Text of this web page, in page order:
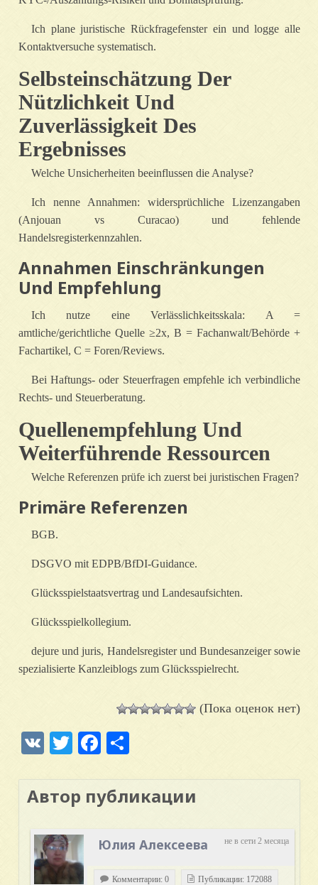
Ich plane juristische Rückfragefenster ein und logge alle
Kontaktversuche systematisch.
Selbsteinschätzung Der
Nützlichkeit Und
Zuverlässigkeit Des
Ergebnisses
Welche Unsicherheiten beeinflussen die Analyse?
Ich nenne Annahmen: widersprüchliche Lizenzangaben
(Anjouan vs Curacao) und fehlende
Handelsregisterkennzahlen.
Annahmen Einschränkungen
Und Empfehlung
Ich nutze eine Verlässlichkeitsskala: A =
amtliche/gerichtliche Quelle ≥2x, B = Fachanwalt/Behörde +
Fachartikel, C = Foren/Reviews.
Bei Haftungs- oder Steuerfragen empfehle ich verbindliche
Rechts- und Steuerberatung.
Quellenempfehlung Und
Weiterführende Ressourcen
Welche Referenzen prüfe ich zuerst bei juristischen Fragen?
Primäre Referenzen
BGB.
DSGVO mit EDPB/BfDI‑Guidance.
Glücksspielstaatsvertrag und Landesaufsichten.
Glücksspielkollegium.
dejure und juris, Handelsregister und Bundesanzeiger sowie
spezialisierte Kanzleiblogs zum Glücksspielrecht.
(Пока оценок нет)
VK TwitterFacebook
Автор публикации
не в сети 2 месяца
Юлия Алексеева
Комментарии: 0 Публикации: 172088